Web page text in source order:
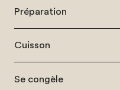
Préparation
Cuisson
Se congèle